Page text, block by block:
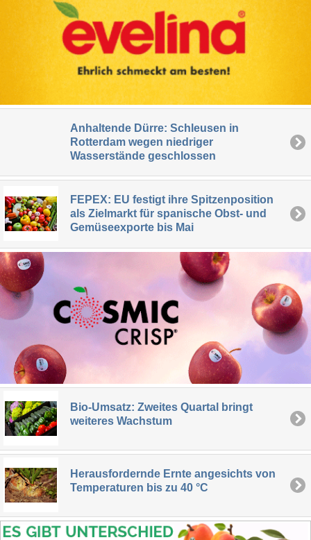
Anhaltende Dürre: Schleusen in
Rotterdam wegen niedriger
Wasserstände geschlossen
FEPEX: EU festigt ihre Spitzenposition
als Zielmarkt für spanische Obst- und
Gemüseexporte bis Mai
Bio-Umsatz: Zweites Quartal bringt
weiteres Wachstum
Herausfordernde Ernte angesichts von
Temperaturen bis zu 40 °C